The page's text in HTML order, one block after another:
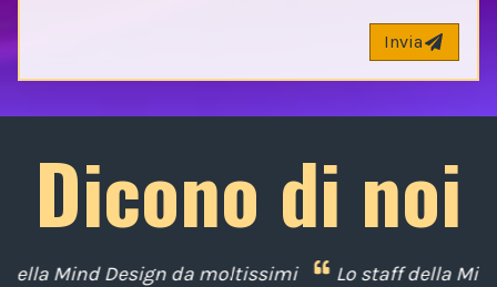
Invia
Dicono di noi
Lo staff della Mind Design ci ha mostrato la sua